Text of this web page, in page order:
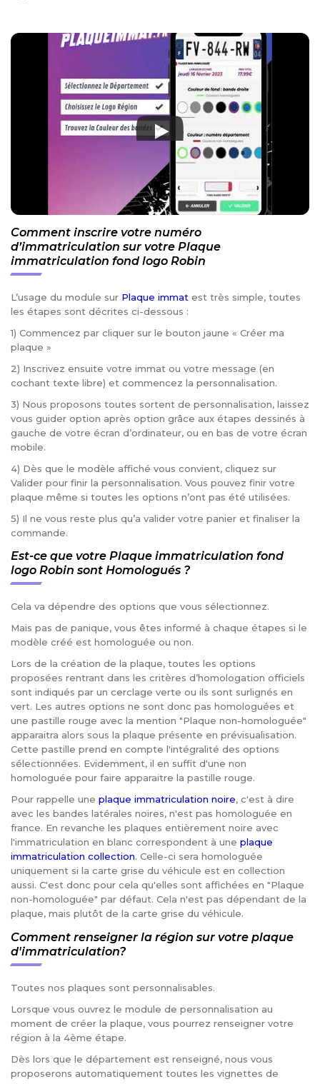
Comment inscrire votre numéro
d’immatriculation sur votre Plaque
immatriculation fond logo Robin
L’usage du module sur Plaque immat est très simple, toutes
les étapes sont décrites ci-dessous :
1) Commencez par cliquer sur le bouton jaune « Créer ma
plaque »
2) Inscrivez ensuite votre immat ou votre message (en
cochant texte libre) et commencez la personnalisation.
3) Nous proposons toutes sortent de personnalisation, laissez
vous guider option après option grâce aux étapes dessinés à
gauche de votre écran d’ordinateur, ou en bas de votre écran
mobile.
4) Dès que le modèle affiché vous convient, cliquez sur
Valider pour finir la personnalisation. Vous pouvez finir votre
plaque même si toutes les options n’ont pas été utilisées.
5) Il ne vous reste plus qu’a valider votre panier et finaliser la
commande.
Est-ce que votre Plaque immatriculation fond
logo Robin sont Homologués ?
Cela va dépendre des options que vous sélectionnez.
Mais pas de panique, vous êtes informé à chaque étapes si le
modèle créé est homologuée ou non.
Lors de la création de la plaque, toutes les options
proposées rentrant dans les critères d’homologation officiels
sont indiqués par un cerclage verte ou ils sont surlignés en
vert. Les autres options ne sont donc pas homologuées et
une pastille rouge avec la mention "Plaque non-homologuée"
apparaitra alors sous la plaque présente en prévisualisation.
Cette pastille prend en compte l'intégralité des options
sélectionnées. Evidemment, il en suffit d'une non
homologuée pour faire apparaitre la pastille rouge.
Pour rappelle une plaque immatriculation noire, c'est à dire
avec les bandes latérales noires, n'est pas homologuée en
france. En revanche les plaques entièrement noire avec
l'immatriculation en blanc correspondent à une plaque
immatriculation collection. Celle-ci sera homologuée
uniquement si la carte grise du véhicule est en collection
aussi. C'est donc pour cela qu'elles sont affichées en "Plaque
non-homologuée" par défaut. Cela n'est pas dépendant de la
plaque, mais plutôt de la carte grise du véhicule.
Comment renseigner la région sur votre plaque
d'immatriculation?
Toutes nos plaques sont personnalisables.
Lorsque vous ouvrez le module de personnalisation au
moment de créer la plaque, vous pourrez renseigner votre
région à la 4ème étape.
Dès lors que le département est renseigné, nous vous
proposerons automatiquement toutes les vignettes de